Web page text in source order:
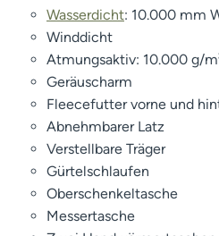
Wasserdicht: 10.000 mm
Winddicht
Atmungsaktiv: 10.000 g/
Geräuscharm
Fleecefutter vorne und
Abnehmbarer Latz
Verstellbare Träger
Gürtelschlaufen
Oberschenkeltasche
Messertasche